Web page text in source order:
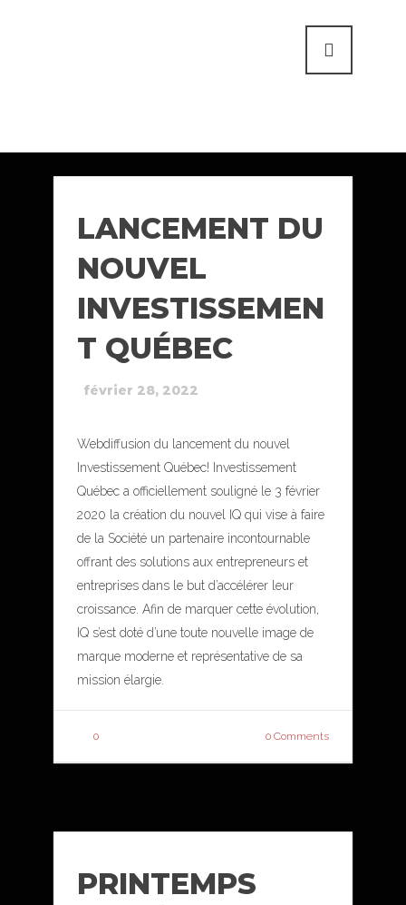
LANCEMENT DU
NOUVEL
INVESTISSEMEN
T QUÉBEC
février 28, 2022
Webdiffusion du lancement du nouvel
Investissement Québec! Investissement
Québec a officiellement souligné le 3 février
2020 la création du nouvel IQ qui vise à faire
de la Société un partenaire incontournable
offrant des solutions aux entrepreneurs et
entreprises dans le but d’accélérer leur
croissance. Afin de marquer cette évolution,
IQ s’est doté d’une toute nouvelle image de
marque moderne et représentative de sa
mission élargie.
0 0 Comments
PRINTEMPS